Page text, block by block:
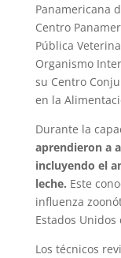
Panamericana
Centro
Pública
Organismo
su Centro
en la
Durante la
aprendieron a
incluyendo el
leche. Este
influenza
Estados Unidos
Los técnicos